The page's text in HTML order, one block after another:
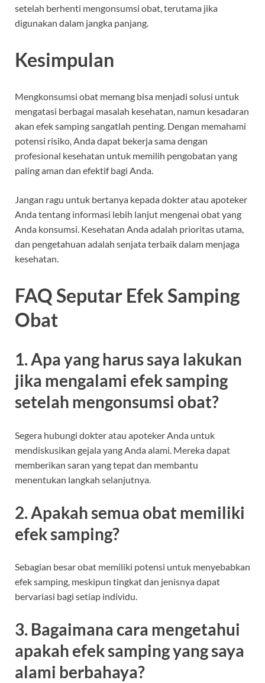
setelah berhenti mengonsumsi obat, terutama jika
digunakan dalam jangka panjang.
Kesimpulan
Mengkonsumsi obat memang bisa menjadi solusi untuk
mengatasi berbagai masalah kesehatan, namun kesadaran
akan efek samping sangatlah penting. Dengan memahami
potensi risiko, Anda dapat bekerja sama dengan
profesional kesehatan untuk memilih pengobatan yang
paling aman dan efektif bagi Anda.
Jangan ragu untuk bertanya kepada dokter atau apoteker
Anda tentang informasi lebih lanjut mengenai obat yang
Anda konsumsi. Kesehatan Anda adalah prioritas utama,
dan pengetahuan adalah senjata terbaik dalam menjaga
kesehatan.
FAQ Seputar Efek Samping
Obat
1. Apa yang harus saya lakukan
jika mengalami efek samping
setelah mengonsumsi obat?
Segera hubungi dokter atau apoteker Anda untuk
mendiskusikan gejala yang Anda alami. Mereka dapat
memberikan saran yang tepat dan membantu
menentukan langkah selanjutnya.
2. Apakah semua obat memiliki
efek samping?
Sebagian besar obat memiliki potensi untuk menyebabkan
efek samping, meskipun tingkat dan jenisnya dapat
bervariasi bagi setiap individu.
3. Bagaimana cara mengetahui
apakah efek samping yang saya
alami berbahaya?